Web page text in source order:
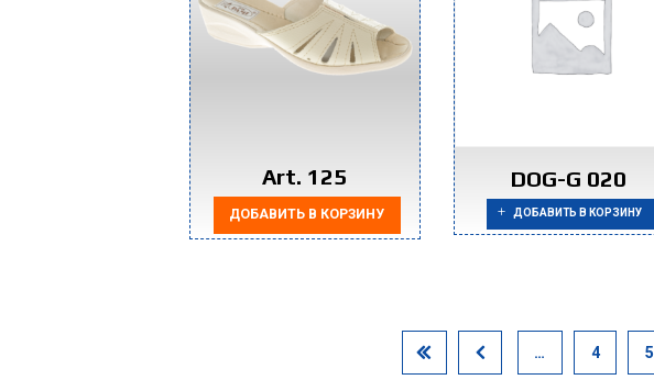
Art. 125
ДОБАВИТЬ В КОРЗИНУ
DOG-G 020
ДОБАВИТЬ В КОРЗИНУ
… 4 5